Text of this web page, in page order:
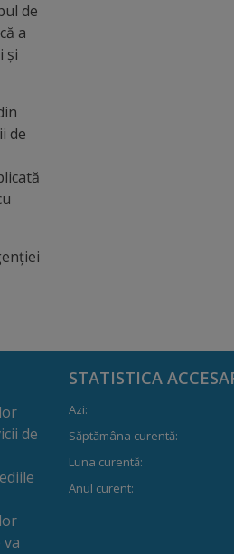
de
a
şi
de
de
STATISTICA
Azi:
Săptămâna curentă:
Luna curentă:
Anul curent: